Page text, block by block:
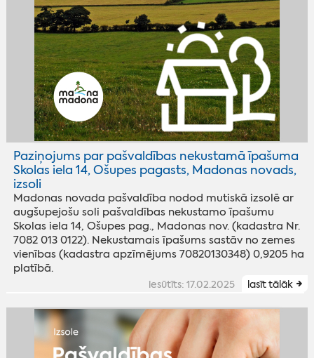
Paziņojums par pašvaldības nekustamā īpašuma
Skolas iela 14, Ošupes pagasts, Madonas novads,
izsoli
Madonas novada pašvaldība nodod mutiskā izsolē ar
augšupejošu soli pašvaldības nekustamo īpašumu
Skolas iela 14, Ošupes pag., Madonas nov. (kadastra Nr.
7082 013 0122). Nekustamais īpašums sastāv no zemes
vienības (kadastra apzīmējums 70820130348) 0,9205 ha
platībā.
iesūtīts: 17.02.2025 lasīt tālāk